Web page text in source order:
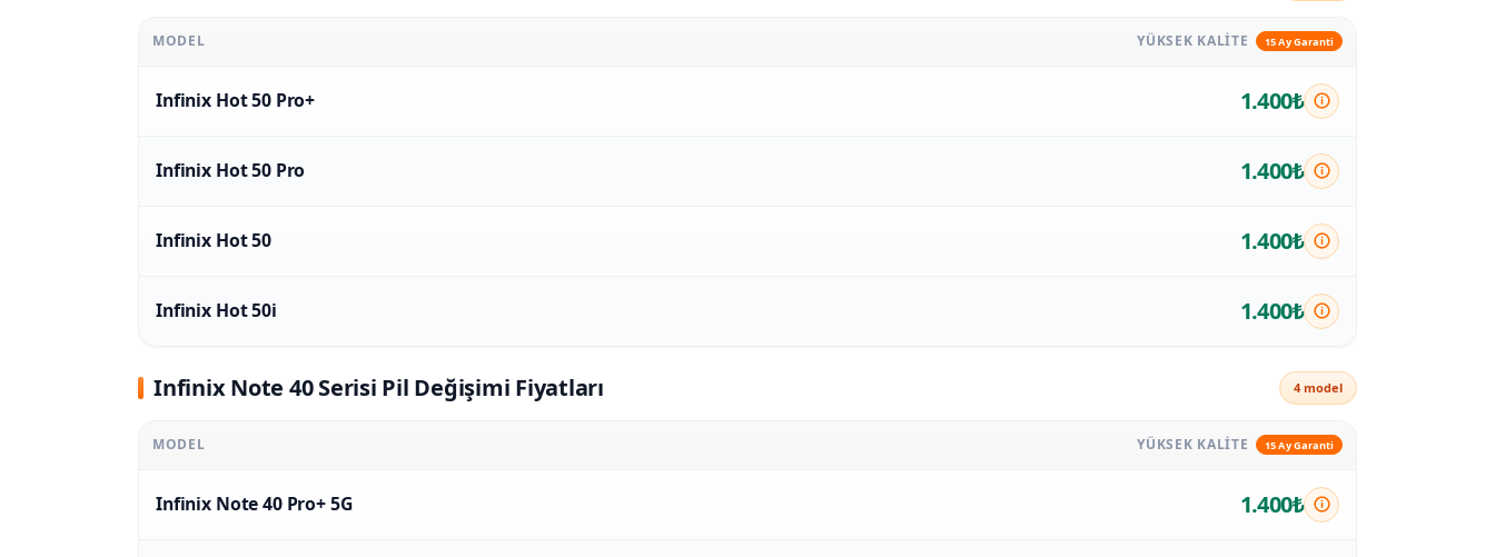
MODEL YÜKSEK KALITE 15 Ay Garanti
Infinix Hot 50 Pro+ 1.400₺
Infinix Hot 50 Pro 1.400₺
Infinix Hot 50 1.400₺
Infinix Hot 50i 1.400₺
Infinix Note 40 Serisi Pil Değişimi Fiyatları 4 model
MODEL YÜKSEK KALITE 15 Ay Garanti
Infinix Note 40 Pro+ 5G 1.400₺